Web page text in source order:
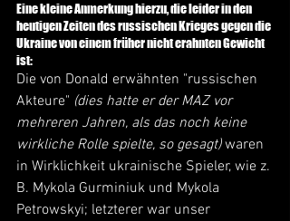
Eine kleine Anmerkung hierzu, die leider in den
heutigen Zeiten des russischen Krieges gegen die
Ukraine von einem früher nicht erahnten Gewicht
ist:
Die von Donald erwähnten "russischen
Akteure" (dies hatte er der MAZ vor
mehreren Jahren, als das noch keine
wirkliche Rolle spielte, so gesagt) waren
in Wirklichkeit ukrainische Spieler, wie z.
B. Mykola Gurminiuk und Mykola
Petrowskyi; letzterer war unser